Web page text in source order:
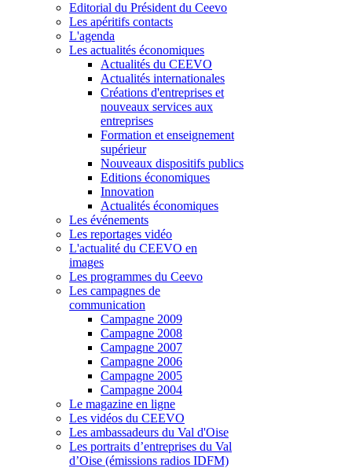
Editorial du Président du Ceevo
Les apéritifs contacts
L'agenda
Les actualités économiques
Actualités du CEEVO
Actualités internationales
Créations d'entreprises et
nouveaux services aux
entreprises
Formation et enseignement
supérieur
Nouveaux dispositifs publics
Editions économiques
Innovation
Actualités économiques
Les événements
Les reportages vidéo
L'actualité du CEEVO en
images
Les programmes du Ceevo
Les campagnes de
communication
Campagne 2009
Campagne 2008
Campagne 2007
Campagne 2006
Campagne 2005
Campagne 2004
Le magazine en ligne
Les vidéos du CEEVO
Les ambassadeurs du Val d'Oise
Les portraits d’entreprises du Val
d’Oise (émissions radios IDFM)